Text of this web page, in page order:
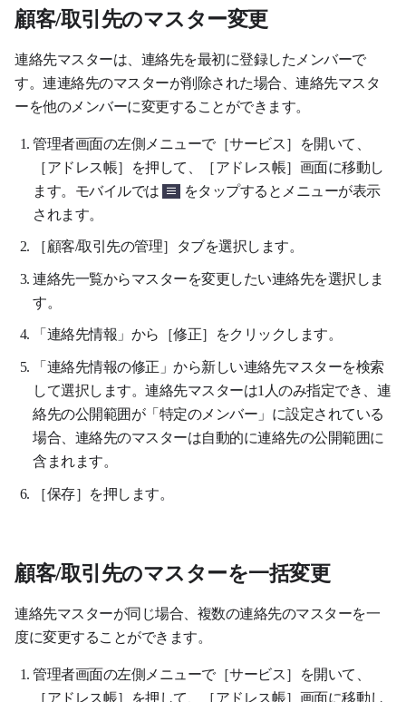
顧客/取引先のマスター変更
連絡先マスターは、連絡先を最初に登録したメンバーで
す。連連絡先のマスターが削除された場合、連絡先マスタ
ーを他のメンバーに変更することができます。
管理者画面の左側メニューで［サービス］を開いて、
［アドレス帳］を押して、［アドレス帳］画面に移動し
ます。モバイルでは
をタップするとメニューが表示
されます。
［顧客/取引先の管理］タブを選択します。
連絡先一覧からマスターを変更したい連絡先を選択しま
す。
「連絡先情報」から［修正］をクリックします。
「連絡先情報の修正」から新しい連絡先マスターを検索
して選択します。連絡先マスターは1人のみ指定でき、連
絡先の公開範囲が「特定のメンバー」に設定されている
場合、連絡先のマスターは自動的に連絡先の公開範囲に
含まれます。
［保存］を押します。
顧客/取引先のマスターを一括変更
連絡先マスターが同じ場合、複数の連絡先のマスターを一
度に変更することができます。
管理者画面の左側メニューで［サービス］を開いて、
［アドレス帳］を押して、［アドレス帳］画面に移動し